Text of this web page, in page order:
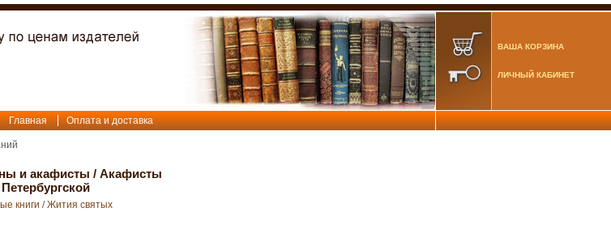
ВАША КОРЗИНА
ЛИЧНЫЙ КАБИНЕТ
Главная Оплата и доставка
и акафисты / Акафисты
книги /Жития святых